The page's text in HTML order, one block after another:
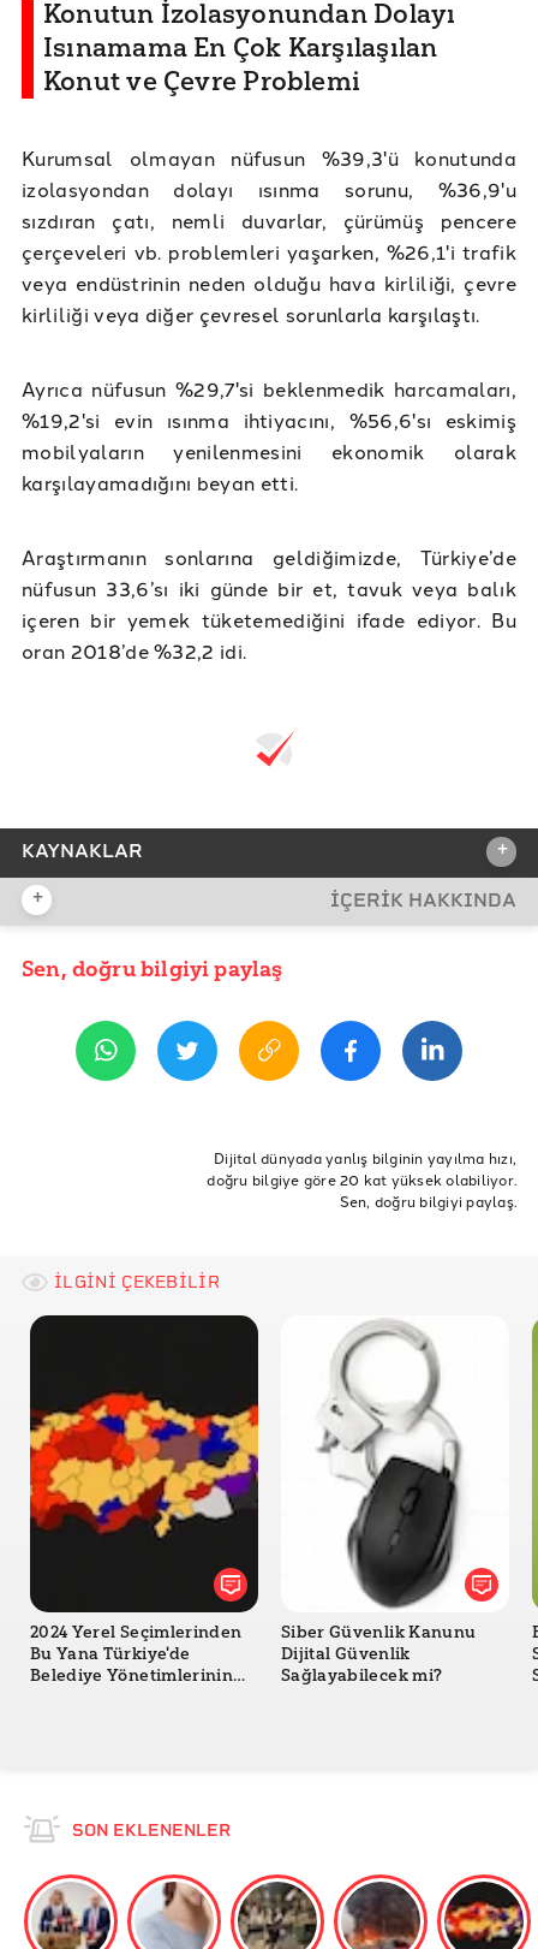
Konutun İzolasyonundan Dolayı
Isınamama En Çok Karşılaşılan
Konut ve Çevre Problemi
Kurumsal olmayan nüfusun %39,3'ü konutunda
izolasyondan dolayı ısınma sorunu, %36,9'u
sızdıran çatı, nemli duvarlar, çürümüş pencere
çerçeveleri vb. problemleri yaşarken, %26,1'i trafik
veya endüstrinin neden olduğu hava kirliliği, çevre
kirliliği veya diğer çevresel sorunlarla karşılaştı.
Ayrıca nüfusun %29,7'si beklenmedik harcamaları,
%19,2'si evin ısınma ihtiyacını, %56,6'sı eskimiş
mobilyaların yenilenmesini ekonomik olarak
karşılayamadığını beyan etti.
Araştırmanın sonlarına geldiğimizde, Türkiye’de
nüfusun 33,6’sı iki günde bir et, tavuk veya balık
içeren bir yemek tüketemediğini ifade ediyor. Bu
oran 2018’de %32,2 idi.
KAYNAKLAR +
REFERANSLAR
TÜİK
+ İÇERİK HAKKINDA
YAYIN TARİHİ
Gelir Veri
2019
yasamkosulları
Sen, doğru bilgiyi paylaş
Dijital dünyada yanlış bilginin yayılma hızı,
doğru bilgiye göre 20 kat yüksek olabiliyor.
Sen, doğru bilgiyi paylaş.
İLGİNİ ÇEKEBİLİR
2024 Yerel Seçimlerinden
Bu Yana Türkiye'de
Belediye Yönetimlerinin
Siber Güvenlik Kanunu
Dijital Güvenlik
Sağlayabilecek mi?
SON EKLENENLER